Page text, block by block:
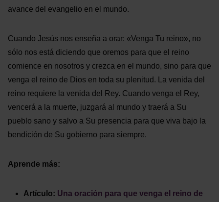
avance del evangelio en el mundo.
Cuando Jesús nos enseña a orar: «Venga Tu reino», no
sólo nos está diciendo que oremos para que el reino
comience en nosotros y crezca en el mundo, sino para que
venga el reino de Dios en toda su plenitud. La venida del
reino requiere la venida del Rey. Cuando venga el Rey,
vencerá a la muerte, juzgará al mundo y traerá a Su
pueblo sano y salvo a Su presencia para que viva bajo la
bendición de Su gobierno para siempre.
Aprende más:
Artículo: Una oración para que venga el reino de